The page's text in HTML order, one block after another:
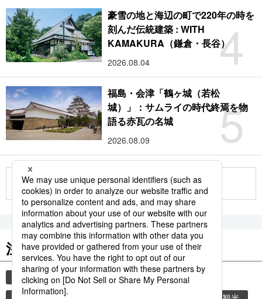
4
豪雪の地と海辺の町で220年の時を
刻んだ伝統建築 : WITH
KAMAKURA（鎌倉・長谷）
2026.08.04
5
福島・会津「鶴ヶ城（若松
城）」：サムライの時代終焉を物
語る赤瓦の名城
2026.08.09
もっと見る
注目のキーワード
共同通信ニュース 気象・災害
災害